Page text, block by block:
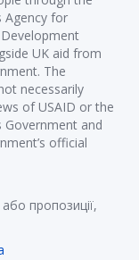
Agency for
UK aid from
The
necessarily
of USAID or the
Government and
official
пропозиції,